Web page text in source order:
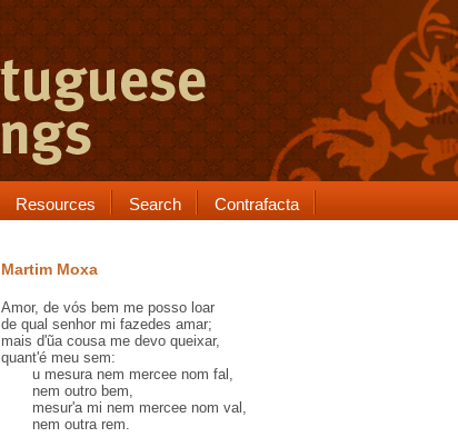
Resources Search Contrafacta
Martim Moxa
Amor, de vós bem me posso loar
de qual senhor mi fazedes amar;
mais d'ũa cousa me devo queixar,
quant'é meu sem:
u mesura nem mercee nom fal ,
nem outro bem,
mesur'a mi nem mercee nom val,
nem outra rem.